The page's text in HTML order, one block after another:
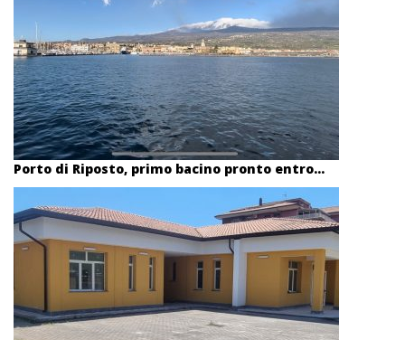
Porto di Riposto, primo bacino pronto entro...